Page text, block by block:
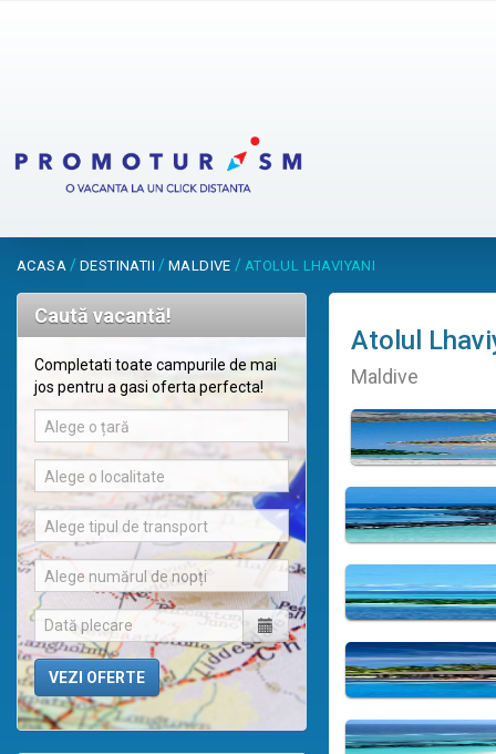
ACASA / DESTINATII / MALDIVE / ATOLUL LHAVIYANI
Caută vacantă!
Completati toate campurile de mai
jos pentru a gasi oferta perfecta!
Alege o țară
Alege o localitate
Alege tipul de transport
Alege numărul de nopți
Atolul
Maldive